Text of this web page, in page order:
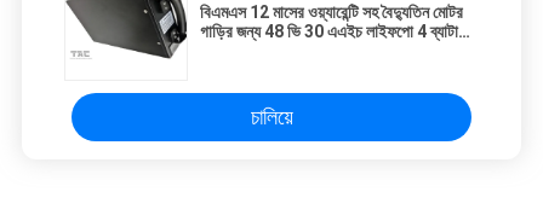
বিএমএস 12 মাসের ওয়্যারেন্টি সহ বৈদ্যুতিন মোটর
গাড়ির জন্য 48 ভি 30 এএইচ লাইফপো 4 ব্যাটারি
চালিয়ে